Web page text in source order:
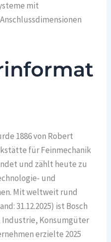
mit
1886 von Robert
für Feinmechanik
und zählt heute zu
und
Mit weltweit rund
31.12.2025) ist Bosch
Konsumgüter
erzielte 2025